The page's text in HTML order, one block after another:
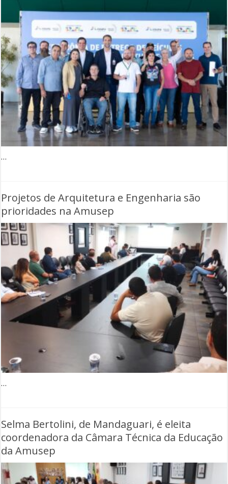
…
Projetos de Arquitetura e Engenharia são
prioridades na Amusep
…
Selma Bertolini, de Mandaguari, é eleita
coordenadora da Câmara Técnica da Educação
da Amusep